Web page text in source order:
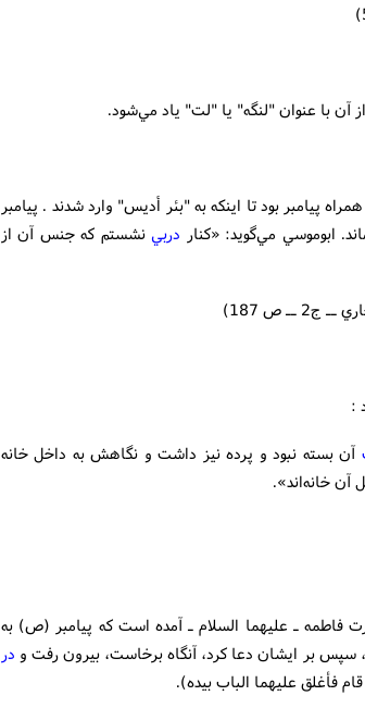
با عنوان "لنگه" يا "لت" ياد مي‌شود.
پيامبر بود تا اينکه به "بئر أديس" وارد شدند . پيامبر
ابوموسي مي‌گويد: «کنار دربي نشستم که جنس آن از
آن بسته نبود و پرده نيز داشت و نگاهش به داخل خانه
آن خانه‌اند».
ـ عليهما السلام ـ آمده است که پيامبر (ص) به
سپس بر ايشان دعا کرد، آنگاه برخاست، بيرون رفت و در
فأغلق عليهما الباب بيده).